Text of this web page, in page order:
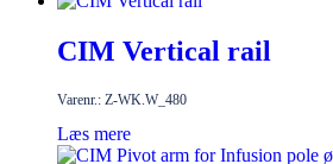
CIM Vertical rail
Varenr.: Z-WK.W_480
Læs mere